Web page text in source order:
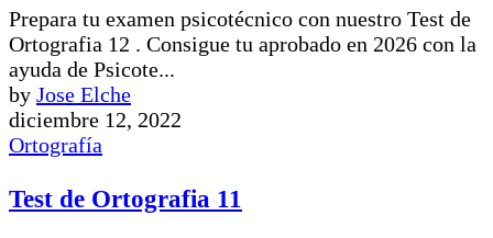
Prepara tu examen psicotécnico con nuestro Test de
Ortografia 12 . Consigue tu aprobado en 2026 con la
ayuda de Psicote...
by Jose Elche
diciembre 12, 2022
Ortografía
Test de Ortografia 11